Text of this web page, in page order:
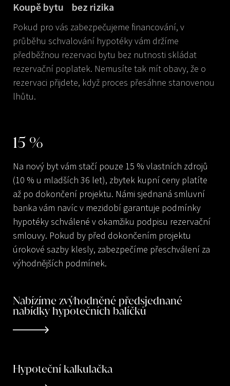
Koupě bytu bez rizika
Pokud pro vás zabezpečujeme financování, v
průběhu schvalování hypotéky vám držíme
předběžnou rezervaci bytu bez nutnosti skládat
rezervační poplatek. Nemusíte tak mít obavy, že o
rezervaci přijdete, když proces přesáhne stanovenou
lhůtu.
15 %
Na nový byt vám stačí pouze 15 % vlastních zdrojů
(10 % u mladších 36 let), zbytek kupní ceny platíte
až po dokončení projektu. Námi sjednaná smluvní
banka vám navíc v mezidobí garantuje podmínky
hypotéky schválené v okamžiku podpisu rezervační
smlouvy. Pokud by před dokončením projektu
úrokové sazby klesly, zabezpečíme přeschválení za
výhodnějších podmínek.
Nabízíme zvýhodněné předsjednané
nabídky hypotečních balíčků
Hypoteční kalkulačka